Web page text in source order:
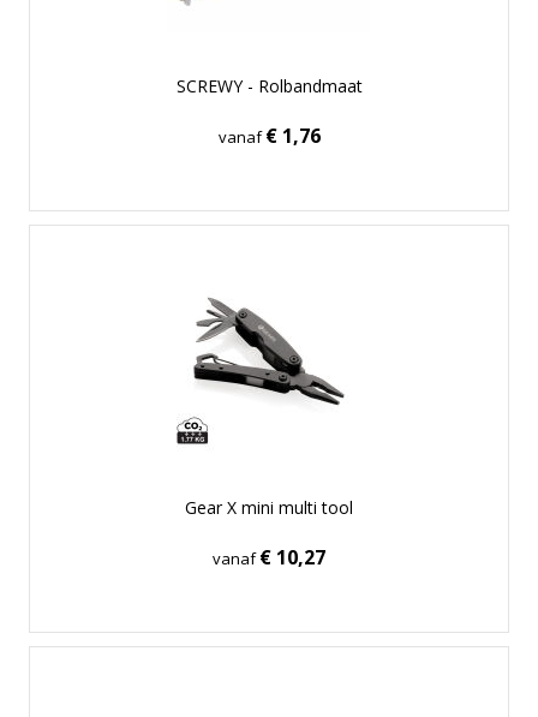
SCREWY - Rolbandmaat
vanaf€ 1,76
Gear X mini multi tool
vanaf€ 10,27